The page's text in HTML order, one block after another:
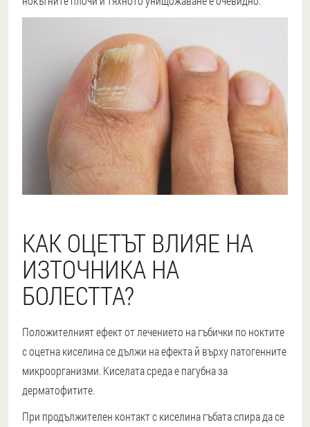
КАК ОЦЕТЪТ ВЛИЯЕ НА
ИЗТОЧНИКА НА
БОЛЕСТТА?
Положителният ефект от лечението на гъбички по ноктите
с оцетна киселина се дължи на ефекта й върху патогенните
микроорганизми. Киселата среда е пагубна за
дерматофитите.
При продължителен контакт с киселина гъбата спира да се